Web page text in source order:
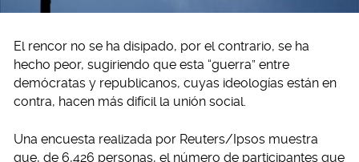
El rencor no se ha disipado, por el contrario, se ha
hecho peor, sugiriendo que esta “guerra” entre
demócratas y republicanos, cuyas ideologías están en
contra, hacen más difícil la unión social.
Una encuesta realizada por Reuters/Ipsos muestra
que, de 6,426 personas, el número de participantes que